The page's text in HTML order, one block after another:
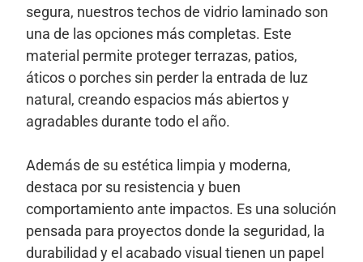
segura, nuestros techos de vidrio laminado son
una de las opciones más completas. Este
material permite proteger terrazas, patios,
áticos o porches sin perder la entrada de luz
natural, creando espacios más abiertos y
agradables durante todo el año.
Además de su estética limpia y moderna,
destaca por su resistencia y buen
comportamiento ante impactos. Es una solución
pensada para proyectos donde la seguridad, la
durabilidad y el acabado visual tienen un papel